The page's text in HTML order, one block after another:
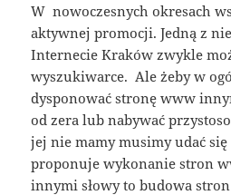
W nowoczesnych okresach
aktywnej promocji. Jedną z
Internecie Kraków zwykle
wyszukiwarce. Ale żeby w
dysponować stronę www
od zera lub nabywać
jej nie mamy musimy udać
proponuje wykonanie stron
innymi słowy to budowa